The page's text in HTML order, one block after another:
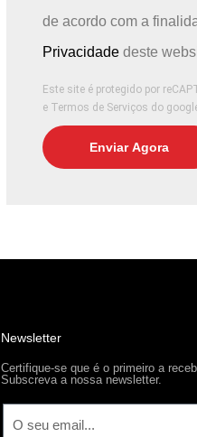
de acordo com a
Privacidade deste
Este site é protegido por
e Termos de Serviços do
Enviar Agora
Newsletter
Certifique-se que é o primeiro a
Subscreva a nossa newsletter.